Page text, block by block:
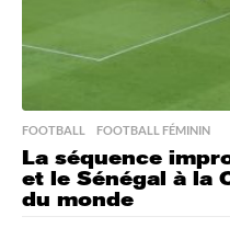
FOOTBALL ,FOOTBALL FÉMININ
La séquence
et le Sénégal à la
du monde